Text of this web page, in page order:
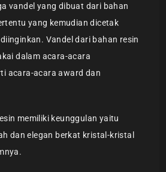
vandel yang dibuat dari bahan
yang kemudian dicetak
Vandel dari bahan resin
dalam acara-acara
acara-acara award dan
memiliki keunggulan yaitu
dan elegan berkat kristal-kristal